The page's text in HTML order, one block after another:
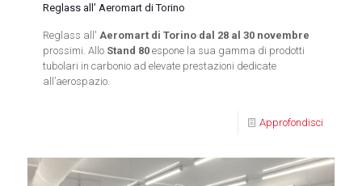
Reglass all’ Aeromart di Torino
Reglass all' Aeromart di Torino dal 28 al 30 novembre
prossimi. Allo Stand 80 espone la sua gamma di prodotti
tubolari in carbonio ad elevate prestazioni dedicate
all’aerospazio.
Approfondisci